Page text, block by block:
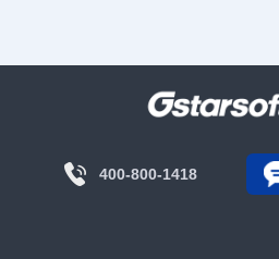
400-800-1418